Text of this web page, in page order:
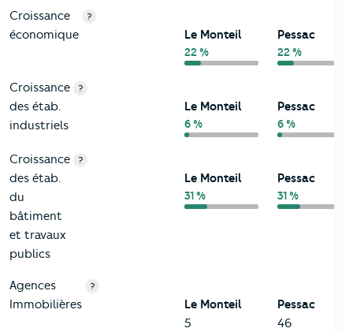
Croissance
économique
?
Le Monteil
22 %
Pessac
22 %
Croissance
des étab.
industriels
?
Le Monteil
6 %
Pessac
6 %
Croissance
des étab.
du
bâtiment
et travaux
publics
?
Le Monteil
31 %
Pessac
31 %
Agences
Immobilières
?
Le Monteil
5
Pessac
46